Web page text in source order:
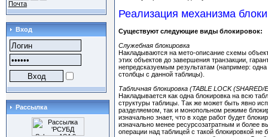
Почта
Вход
Рассылка
Реализация механизма
Существуют следующие виды блокировок:
Служебная блокировка
Накладываются на мето-описание схемы
этих объектов до завершения транзакции,
непредсказуемым результатам (например:
столбцы с данной таблицы).
Табличная блокировка (TABLE LOCK (SHARED/
Накладывается как одна блокировка на всю
структуры таблицы. Так же может быть явно
разделяемом, так и монопольном режиме
изначально знает, что в ходе работ будет
изначально менее ресурсозатратным и более
операции над таблицей с такой блокировкой не